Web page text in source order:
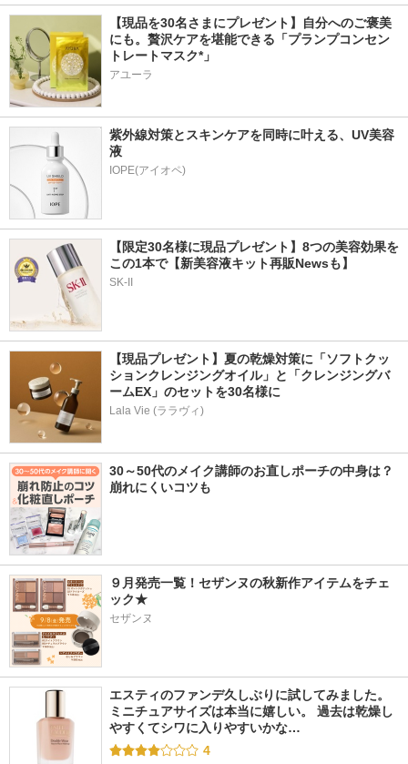
【現品を30名さまにプレゼント】自分へのご褒美
にも。贅沢ケアを堪能できる「プランプコンセン
トレートマスク*」
アユーラ
紫外線対策とスキンケアを同時に叶える、UV美容
液
【限定30名様に現品プレゼント】8つの美容効果を
この1本で【新美容液キット再販Newsも】
SK-II
【現品プレゼント】夏の乾燥対策に「ソフトクッ
ションクレンジングオイル」と「クレンジングバ
ームEX」のセットを30名様に
Lala Vie (ララヴィ)
30～50代のメイク講師のお直しポーチの中身は？
崩れにくいコツも
９月発売一覧！セザンヌの秋新作アイテムをチェ
ック★
セザンヌ
エスティのファンデ久しぶりに試してみました。
ミニチュアサイズは本当に嬉しい。 過去は乾燥し
やすくてシワに入りやすいかな…
4